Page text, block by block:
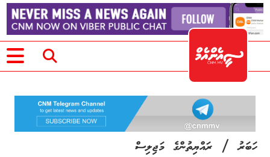
ހަބަރު/ ރައްޔިތުންގެ މަޖިލިސް